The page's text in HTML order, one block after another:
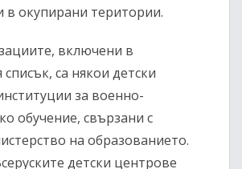
в окупирани територии.
включени в
са някои детски
за военно-
обучение, свързани с
на образованието.
детски центрове